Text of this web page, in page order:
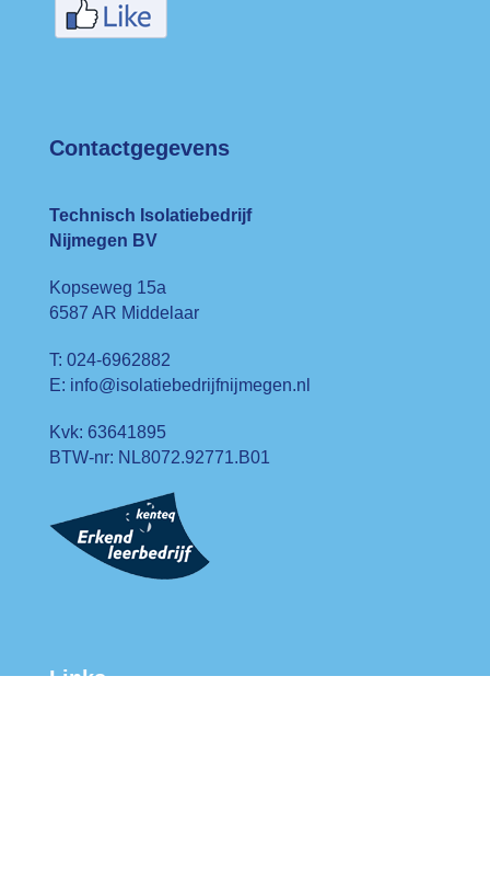
Contactgegevens
Technisch Isolatiebedrijf
Nijmegen BV
Kopseweg 15a
6587 AR Middelaar
T: 024-6962882
E: info@isolatiebedrijfnijmegen.nl
Kvk: 63641895
BTW-nr: NL8072.92771.B01
Links